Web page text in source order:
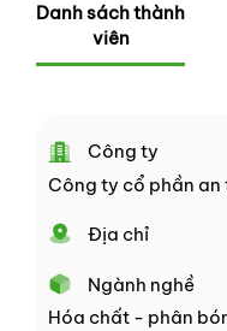
Danh sách thành
viên
Công ty
Công ty cổ phần an
Địa chỉ
Ngành nghề
Hóa chất - phân